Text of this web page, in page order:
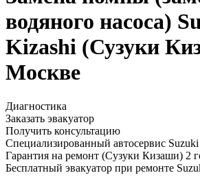
водяного насоса)
Kizashi (Сузуки
Москве
Диагностика
Заказать эвакуатор
Получить консультацию
Специализированный автосервис Suzuki
Гарантия на ремонт (Сузуки Кизаши) 2
Бесплатный эвакуатор при ремонте